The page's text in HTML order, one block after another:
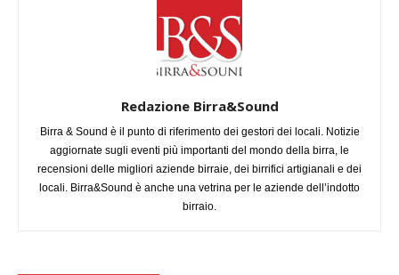
Redazione Birra&Sound
Birra & Sound è il punto di riferimento dei gestori dei locali. Notizie
aggiornate sugli eventi più importanti del mondo della birra, le
recensioni delle migliori aziende birraie, dei birrifici artigianali e dei
locali. Birra&Sound è anche una vetrina per le aziende dell’indotto
birraio.